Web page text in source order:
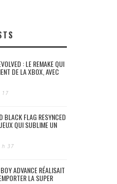
: LE REMAKE QUI
DE LA XBOX, AVEC
17
BLACK FLAG RESYNCED
QUI SUBLIME UN
h 37
ADVANCE RÉALISAIT
LA SUPER